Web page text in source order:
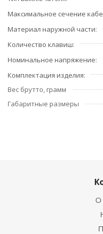
Максимальное сечение
Материал наружной части
Количество клавиш
Номинальное напряжение
Комплектация изделия
Вес брутто, грамм
Габаритные размеры
О